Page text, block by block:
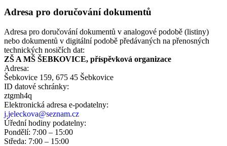
Adresa pro doručování dokumentů
Adresa pro doručování dokumentů v analogové podobě (listiny)
nebo dokumentů v digitální podobě předávaných na přenosných
technických nosičích dat:
ZŠ A MŠ ŠEBKOVICE, příspěvková organizace
Adresa:
Šebkovice 159, 675 45 Šebkovice
ID datové schránky:
ztgmh4q
Elektronická adresa e‑podatelny:
j.jeleckova@seznam.cz
Úřední hodiny podatelny:
Pondělí: 7:00 – 15:00
Středa: 7:00 – 15:00